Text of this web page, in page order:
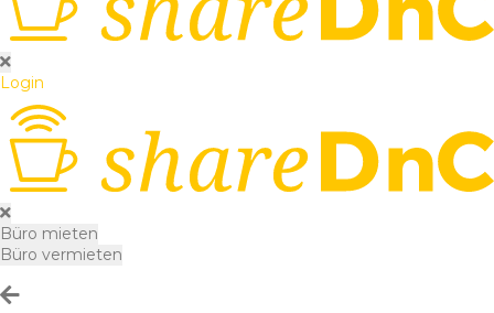
Login
Büro mieten
Büro vermieten